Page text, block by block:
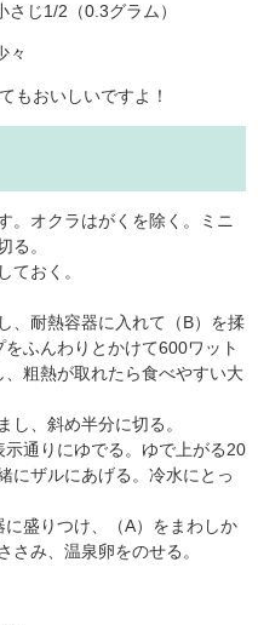
さじ1/2（0.3グラム）
々
もおいしいですよ！
。オクラはがくを除く。ミニ
る。
ておく。
、耐熱容器に入れて（B）を揉
ふんわりとかけて600ワット
粗熱が取れたら食べやすい大
し、斜め半分に切る。
通りにゆでる。ゆで上がる20
にザルにあげる。冷水にとっ
盛りつけ、（A）をまわしか
さみ、温泉卵をのせる。